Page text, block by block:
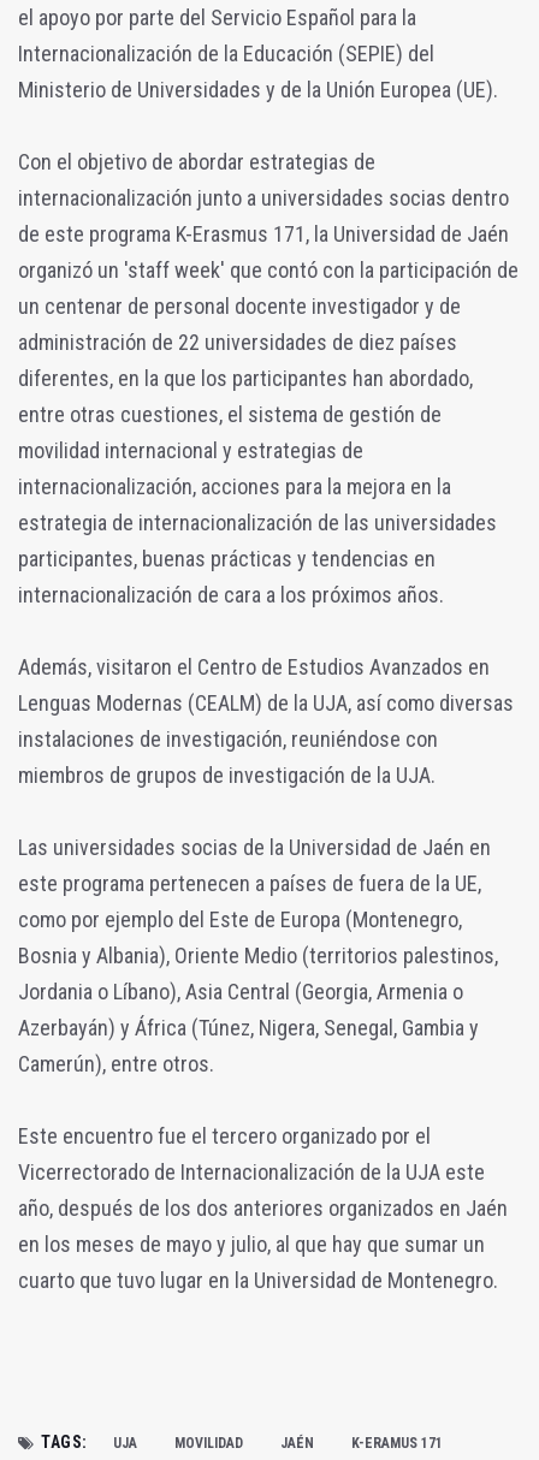
el apoyo por parte del Servicio Español para la
Internacionalización de la Educación (SEPIE) del
Ministerio de Universidades y de la Unión Europea (UE).
Con el objetivo de abordar estrategias de
internacionalización junto a universidades socias dentro
de este programa K-Erasmus 171, la Universidad de Jaén
organizó un 'staff week' que contó con la participación de
un centenar de personal docente investigador y de
administración de 22 universidades de diez países
diferentes, en la que los participantes han abordado,
entre otras cuestiones, el sistema de gestión de
movilidad internacional y estrategias de
internacionalización, acciones para la mejora en la
estrategia de internacionalización de las universidades
participantes, buenas prácticas y tendencias en
internacionalización de cara a los próximos años.
Además, visitaron el Centro de Estudios Avanzados en
Lenguas Modernas (CEALM) de la UJA, así como diversas
instalaciones de investigación, reuniéndose con
miembros de grupos de investigación de la UJA.
Las universidades socias de la Universidad de Jaén en
este programa pertenecen a países de fuera de la UE,
como por ejemplo del Este de Europa (Montenegro,
Bosnia y Albania), Oriente Medio (territorios palestinos,
Jordania o Líbano), Asia Central (Georgia, Armenia o
Azerbayán) y África (Túnez, Nigera, Senegal, Gambia y
Camerún), entre otros.
Este encuentro fue el tercero organizado por el
Vicerrectorado de Internacionalización de la UJA este
año, después de los dos anteriores organizados en Jaén
en los meses de mayo y julio, al que hay que sumar un
cuarto que tuvo lugar en la Universidad de Montenegro.
TAGS: UJA MOVILIDAD JAÉN K-ERAMUS 171